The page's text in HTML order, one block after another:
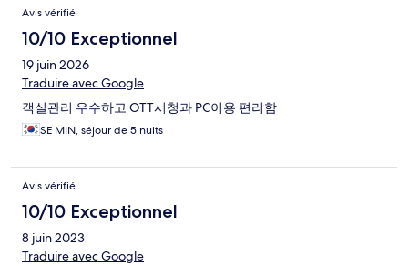
Avis vérifié
10/10 Exceptionnel
19 juin 2026
Traduire avec Google
객실관리 우수하고 OTT시청과 PC이용 편리함
SE MIN, séjour de 5 nuits
Avis vérifié
10/10 Exceptionnel
8 juin 2023
Traduire avec Google